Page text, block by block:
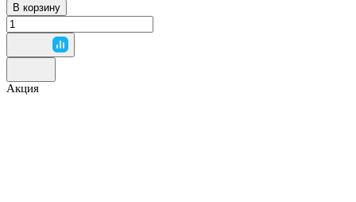
В корзину
Акция